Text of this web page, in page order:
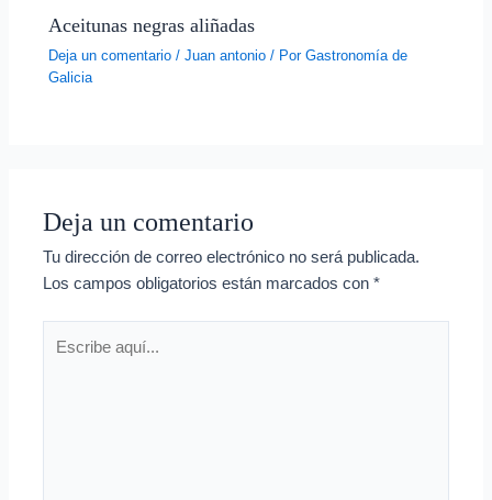
Aceitunas negras aliñadas
Deja un comentario /Juan antonio / PorGastronomía de
Galicia
Deja un comentario
Tu dirección de correo electrónico no será publicada.
Los campos obligatorios están marcados con*